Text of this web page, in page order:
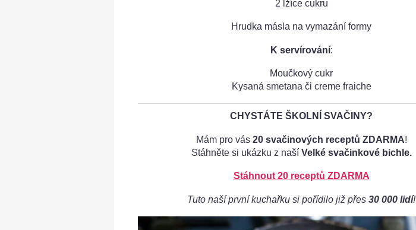
2 lžíce cukru
Hrudka másla na vymazání formy
K servírování:
Moučkový cukr
Kysaná smetana či creme fraiche
CHYSTÁTE ŠKOLNÍ SVAČINY?
Mám pro vás 20 svačinových receptů ZDARMA!
Stáhněte si ukázku z naší Velké svačinkové bichle.
Stáhnout 20 receptů ZDARMA
Tuto naší první kuchařku si pořídilo již přes 30 000 lidí!